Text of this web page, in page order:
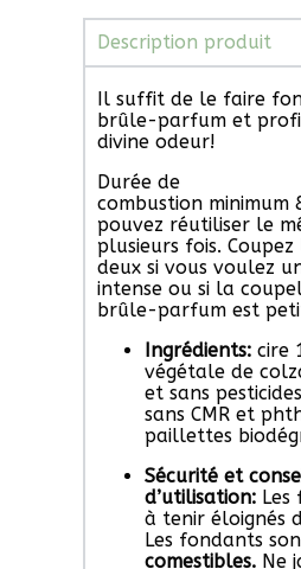
Description produit
Il suffit de le faire
brûle-parfum et
divine odeur!
Durée de
combustion minimum
pouvez réutiliser le
plusieurs fois.
deux si vous voulez
intense ou si la
brûle-parfum est
Ingrédients: cire
végétale de
et sans
sans CMR et
paillettes
Sécurité et
d’utilisation: Les
à tenir éloignés
Les fondants
comestibles. Ne